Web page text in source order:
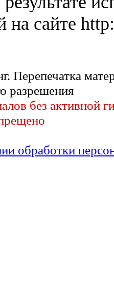
на сайте
Перепечатка
разрешения
без активной
обработки